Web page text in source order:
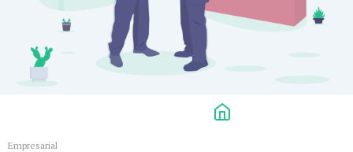
Empresarial